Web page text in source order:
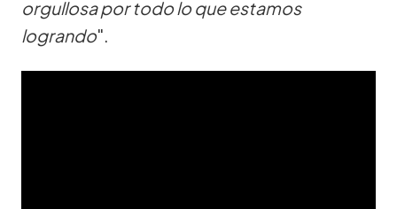
orgullosa por todo lo que estamos
logrando".